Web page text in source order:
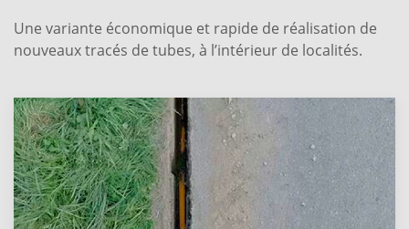
Une variante économique et rapide de réalisation de
nouveaux tracés de tubes, à l’intérieur de localités.